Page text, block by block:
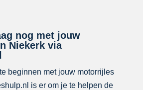
nog met jouw
Niekerk via
beginnen met jouw motorrijles
is er om je te helpen de